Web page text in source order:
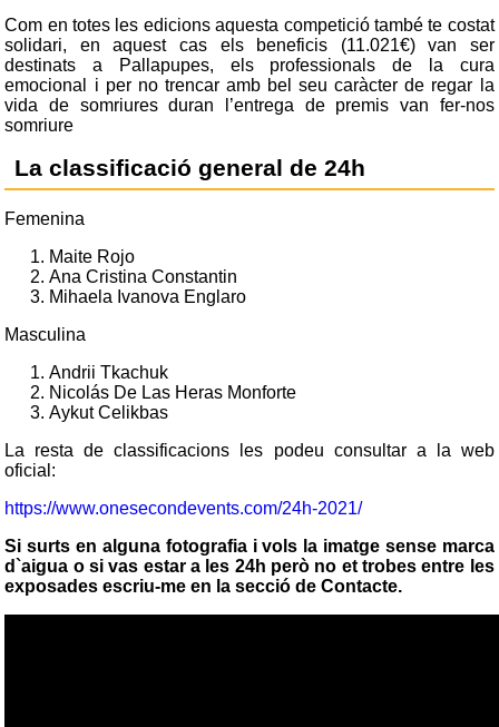
Com en totes les edicions aquesta competició també te costat
solidari, en aquest cas els beneficis (11.021€) van ser
destinats a Pallapupes, els professionals de la cura
emocional i per no trencar amb bel seu caràcter de regar la
vida de somriures duran l’entrega de premis van fer-nos
somriure
La classificació general de 24h
Femenina
Maite Rojo
Ana Cristina Constantin
Mihaela Ivanova Englaro
Masculina
Andrii Tkachuk
Nicolás De Las Heras Monforte
Aykut Celikbas
La resta de classificacions les podeu consultar a la web
oficial:
https://www.onesecondevents.com/24h-2021/
Si surts en alguna fotografia i vols la imatge sense marca
d`aigua o si vas estar a les 24h però no et trobes entre les
exposades escriu-me en la secció de Contacte.